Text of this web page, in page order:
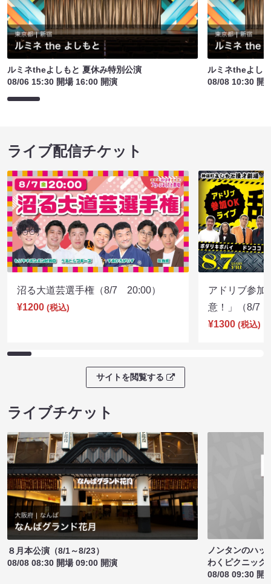
ルミネtheよしもと 夏休み特別公演
08/06 15:30 開場 16:00 開演
ルミネtheよし
08/08 10:30 開
ライブ配信チケット
沼る大道芸選手権（8/7 20:00）
¥1200 (税込)
アドリブ参加
意！」（8/7
¥1300 (税込)
サイトを閲覧する
ライブチケット
８月本公演（8/1～8/23）
08/08 08:30 開場 09:00 開演
ノンタンのハッ
わくピクニック
08/08 09:30 開